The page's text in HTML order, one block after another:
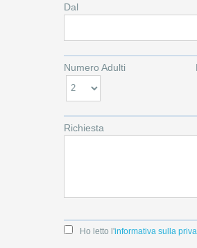
Dal
Numero Adulti
Richiesta
Ho letto l'informativa sulla